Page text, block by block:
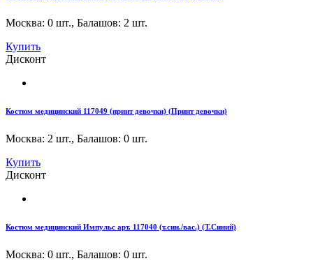
Москва: 0 шт., Балашов: 2 шт.
Купить
Дисконт
Костюм медицинский 117049 (принт девочки) (Принт девочки)
Москва: 2 шт., Балашов: 0 шт.
Купить
Дисконт
Костюм медицинский Импульс арт. 117040 (т.син./вас.) (Т.Синий)
Москва: 0 шт., Балашов: 0 шт.